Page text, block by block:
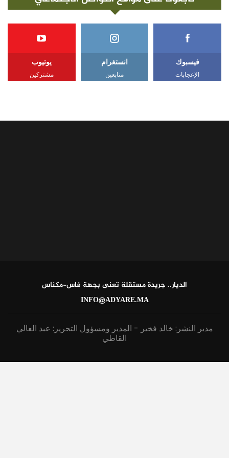
فيسبوك
الإعجابات
انستغرام
متابعين
يوتيوب
مشتركين
الديار.. جريدة مستقلة تعنى بجهة فاس-مكناس
INFO@ADYARE.MA
مدير النشر: خالد فخير - المدير ومسؤول التحرير: عبد العالي
القاطي